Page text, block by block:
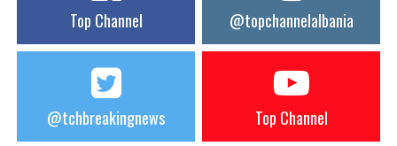
Top Channel @topchannelalbania
@tchbreakingnews Top Channel